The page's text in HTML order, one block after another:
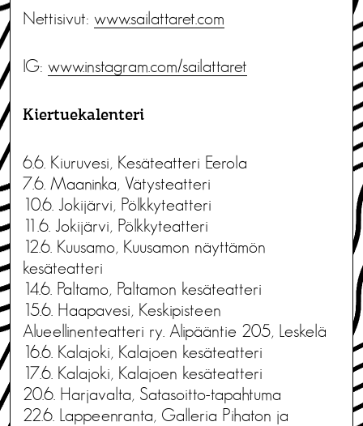
Nettisivut: www.sailattaret.com
IG: www.instagram.com/sailattaret
Kiertuekalenteri
6.6. Kiuruvesi, Kesäteatteri Eerola
7.6. Maaninka, Vätysteatteri
10.6. Jokijärvi, Pölkkyteatteri
11.6. Jokijärvi, Pölkkyteatteri
12.6. Kuusamo, Kuusamon näyttämön
kesäteatteri
14.6. Paltamo, Paltamon kesäteatteri
15.6. Haapavesi, Keskipisteen
Alueellinenteatteri ry. Alipääntie 205, Leskelä
16.6. Kalajoki, Kalajoen kesäteatteri
17.6. Kalajoki, Kalajoen kesäteatteri
20.6. Harjavalta, Satasoitto-tapahtuma
22.6. Lappeenranta, Galleria Pihaton ja